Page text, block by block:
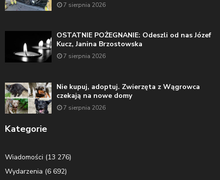
7 sierpnia 2026
OSTATNIE POŻEGNANIE: Odeszli od nas Józef
Kucz, Janina Brzostowska
7 sierpnia 2026
Nie kupuj, adoptuj. Zwierzęta z Wągrowca
czekają na nowe domy
7 sierpnia 2026
Kategorie
Wiadomości (13 276)
Wydarzenia (6 692)